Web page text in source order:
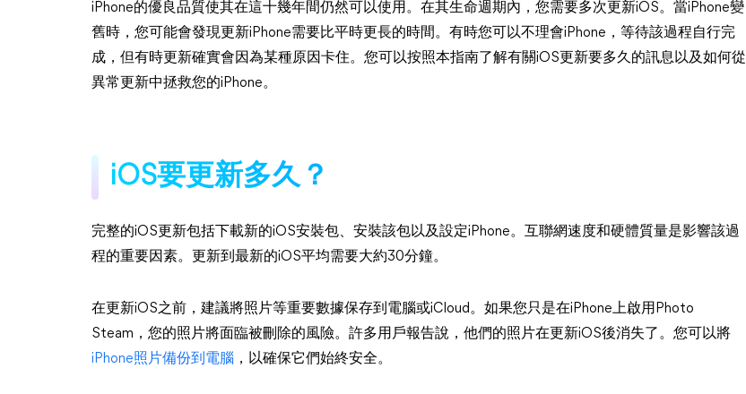
iPhone的優良品質使其在這十幾年間仍然可以使用。在其生命週期內，您需要多次更新iOS。當iPhone變
舊時，您可能會發現更新iPhone需要比平時更長的時間。有時您可以不理會iPhone，等待該過程自行完
成，但有時更新確實會因為某種原因卡住。您可以按照本指南了解有關iOS更新要多久的訊息以及如何從
異常更新中拯救您的iPhone。
iOS要更新多久？
完整的iOS更新包括下載新的iOS安裝包、安裝該包以及設定iPhone。互聯網速度和硬體質量是影響該過
程的重要因素。更新到最新的iOS平均需要大約30分鐘。
在更新iOS之前，建議將照片等重要數據保存到電腦或iCloud。如果您只是在iPhone上啟用Photo
Steam，您的照片將面臨被刪除的風險。許多用戶報告說，他們的照片在更新iOS後消失了。您可以將
iPhone照片備份到電腦 ，以確保它們始終安全。